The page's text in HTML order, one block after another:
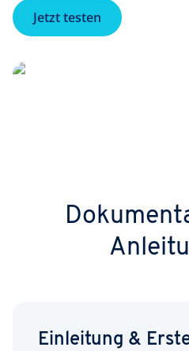
Jetzt testen
Einleitung &